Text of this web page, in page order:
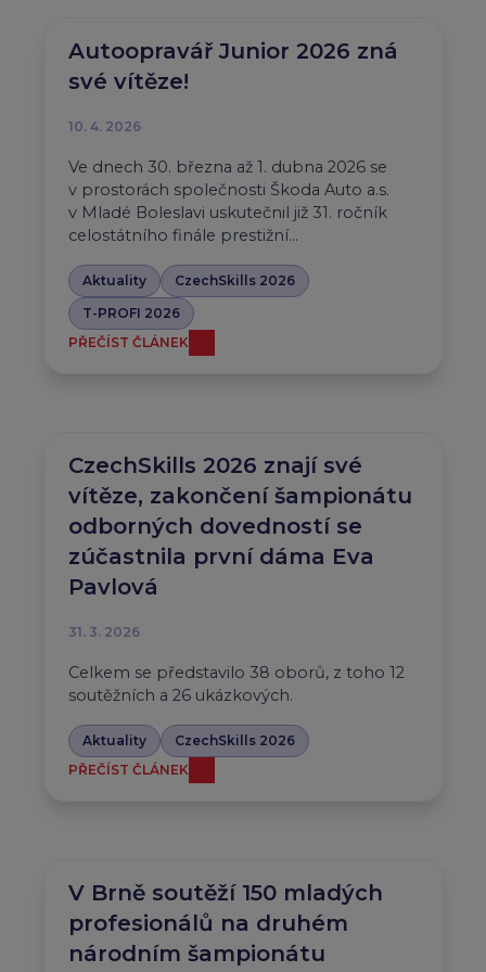
Autoopravář Junior 2026 zná
své vítěze!
10. 4. 2026
Ve dnech 30. března až 1. dubna 2026 se
v prostorách společnosti Škoda Auto a.s.
v Mladé Boleslavi uskutečnil již 31. ročník
celostátního finále prestižní…
Aktuality
CzechSkills 2026
T-PROFI 2026
PŘEČÍST ČLÁNEK
CzechSkills 2026 znají své
vítěze, zakončení šampionátu
odborných dovedností se
zúčastnila první dáma Eva
Pavlová
31. 3. 2026
Celkem se představilo 38 oborů, z toho 12
soutěžních a 26 ukázkových.
Aktuality
CzechSkills 2026
PŘEČÍST ČLÁNEK
V Brně soutěží 150 mladých
profesionálů na druhém
národním šampionátu